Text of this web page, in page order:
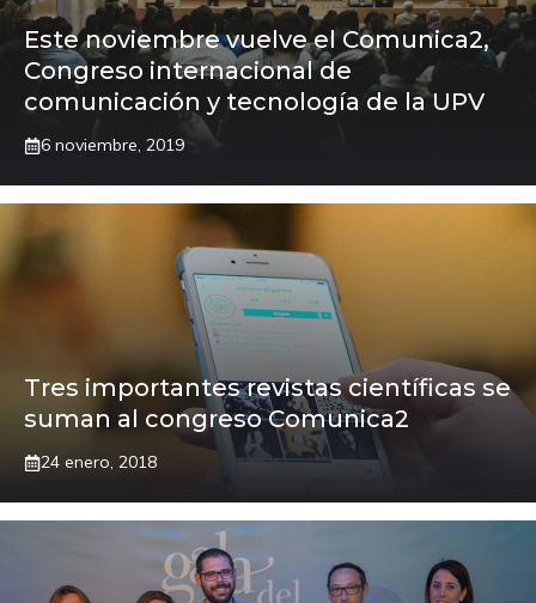
Este noviembre vuelve el Comunica2,
Congreso internacional de
comunicación y tecnología de la UPV
6 noviembre, 2019
Tres importantes revistas científicas se
suman al congreso Comunica2
24 enero, 2018